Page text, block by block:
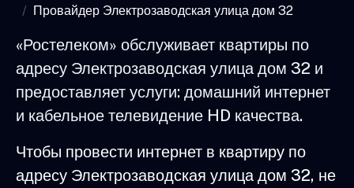
Провайдер Электрозаводская улица дом 32
«Ростелеком» обслуживает квартиры по
адресу Электрозаводская улица дом 32 и
предоставляет услуги: домашний интернет
и кабельное телевидение HD качества.
Чтобы провести интернет в квартиру по
адресу Электрозаводская улица дом 32, не